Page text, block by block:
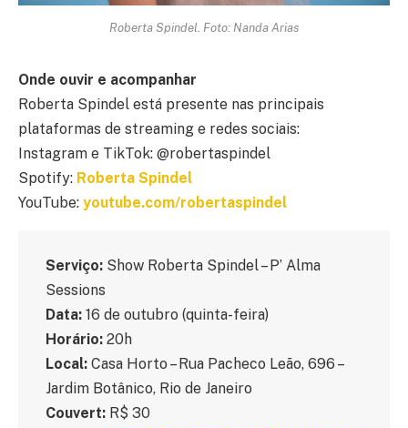
Roberta Spindel. Foto: Nanda Arias
Onde ouvir e acompanhar
Roberta Spindel está presente nas principais
plataformas de streaming e redes sociais:
Instagram e TikTok: @robertaspindel
Spotify: Roberta Spindel
YouTube: youtube.com/robertaspindel
Serviço: Show Roberta Spindel – P’ Alma
Sessions
Data: 16 de outubro (quinta-feira)
Horário: 20h
Local: Casa Horto – Rua Pacheco Leão, 696 –
Jardim Botânico, Rio de Janeiro
Couvert: R$ 30